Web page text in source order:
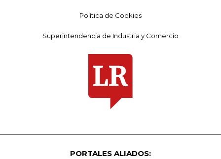
Política de Cookies
Superintendencia de Industria y Comercio
PORTALES ALIADOS: